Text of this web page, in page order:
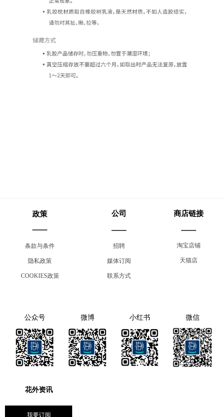
政策
条款与条件
隐私政策
COOKIES政策
公司
招聘
媒体订阅
联系方式
商店链接
淘宝店铺
天猫店
花外资讯
我要订阅
公众号 微博 小红书 微信